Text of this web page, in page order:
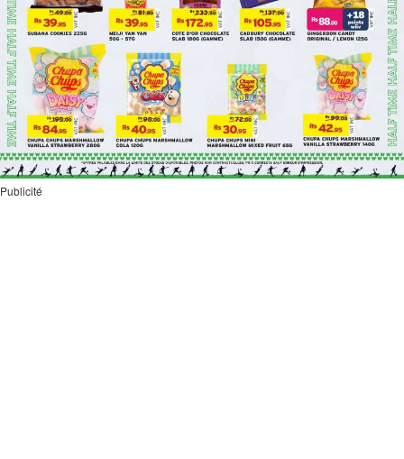
Publicité